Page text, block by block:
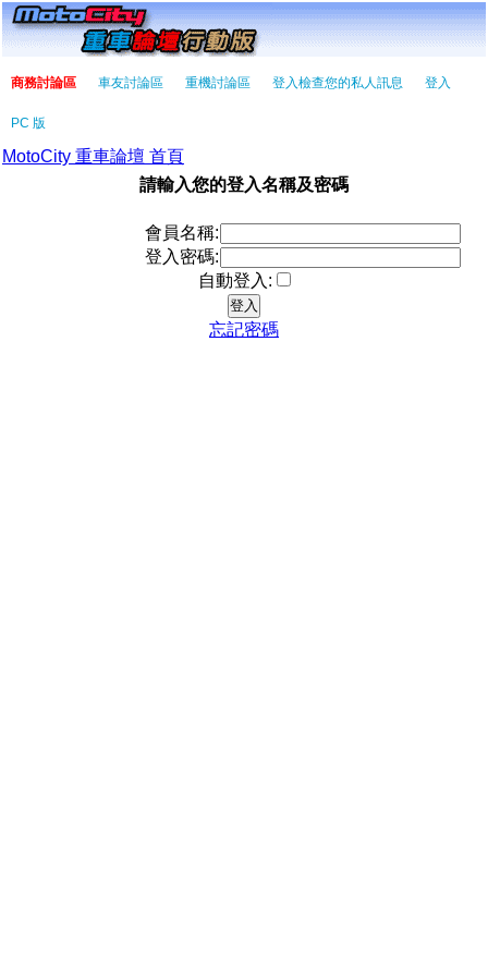
商務討論區 車友討論區 重機討論區 登入檢查您的私人訊息 登入
PC 版
MotoCity 重車論壇 首頁
請輸入您的登入名稱及密碼
會員名稱:
登入密碼:
自動登入:
忘記密碼